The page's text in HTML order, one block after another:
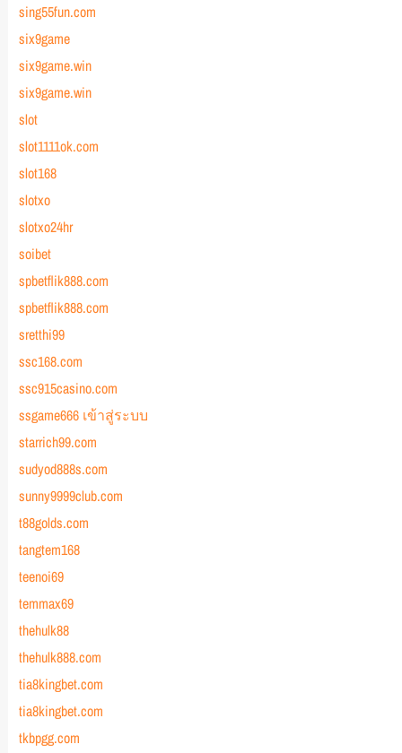
sing55fun.com
six9game
six9game.win
six9game.win
slot
slot1111ok.com
slot168
slotxo
slotxo24hr
soibet
spbetflik888.com
spbetflik888.com
sretthi99
ssc168.com
ssc915casino.com
ssgame666 เข้าสู่ระบบ
starrich99.com
sudyod888s.com
sunny9999club.com
t88golds.com
tangtem168
teenoi69
temmax69
thehulk88
thehulk888.com
tia8kingbet.com
tia8kingbet.com
tkbpgg.com